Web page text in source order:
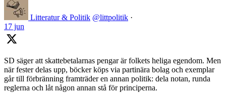
Litteratur & Politik @littpolitik ·
17 jun
SD säger att skattebetalarnas pengar är folkets heliga egendom. Men
när fester delas upp, böcker köps via partinära bolag och exemplar
går till förbränning framträder en annan politik: dela notan, runda
reglerna och låt någon annan stå för principerna.